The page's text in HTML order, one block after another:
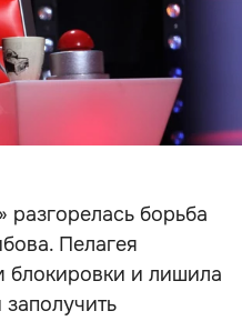
разгорелась борьба
Пелагея
блокировки и лишила